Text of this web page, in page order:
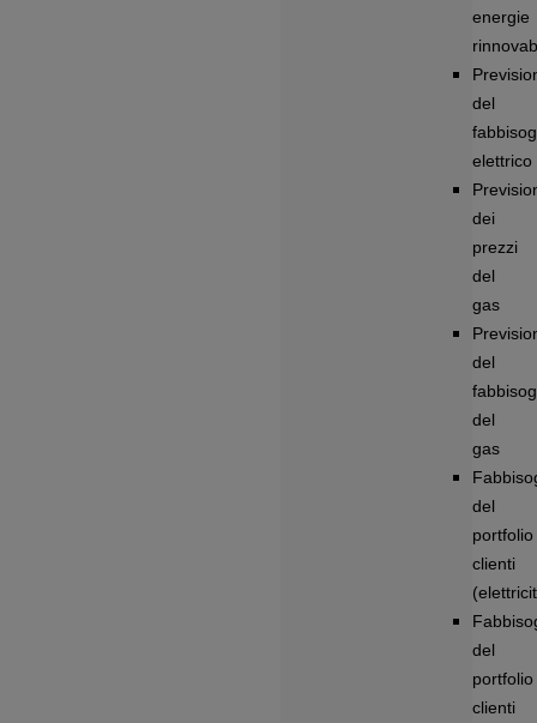
energie
del
elettrico
dei
prezzi
del
gas
del
del
gas
del
portfolio
clienti
del
portfolio
clienti